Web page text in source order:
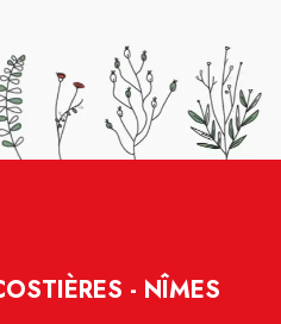
- NÎMES